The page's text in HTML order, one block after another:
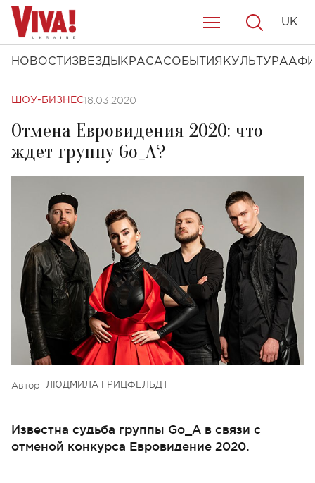
НОВОСТИ ЗВЕЗДЫ КРАСАСОБЫТИЯ КУЛЬТУРА
UK
ШОУ-БИЗНЕС18.03.2020
Отмена Евровидения 2020: что
ждет группу Go_A?
Автор: ЛЮДМИЛА ГРИЦФЕЛЬДТ
Известна судьба группы Go_A в связи с
отменой конкурса Евровидение 2020.